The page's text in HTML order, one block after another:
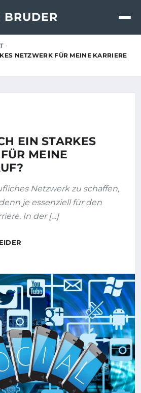
BRUDER
NETZWERK FÜR MEINE KARRIERE
EIN STARKES
MEINE
Netzwerk zu schaffen,
je essenziell für den
In der […]